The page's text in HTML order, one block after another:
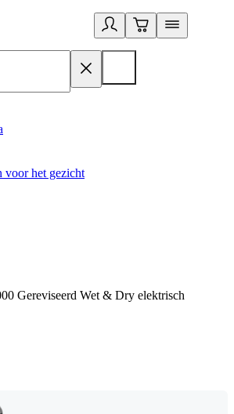
voor het gezicht
Gereviseerd Wet & Dry elektrisch